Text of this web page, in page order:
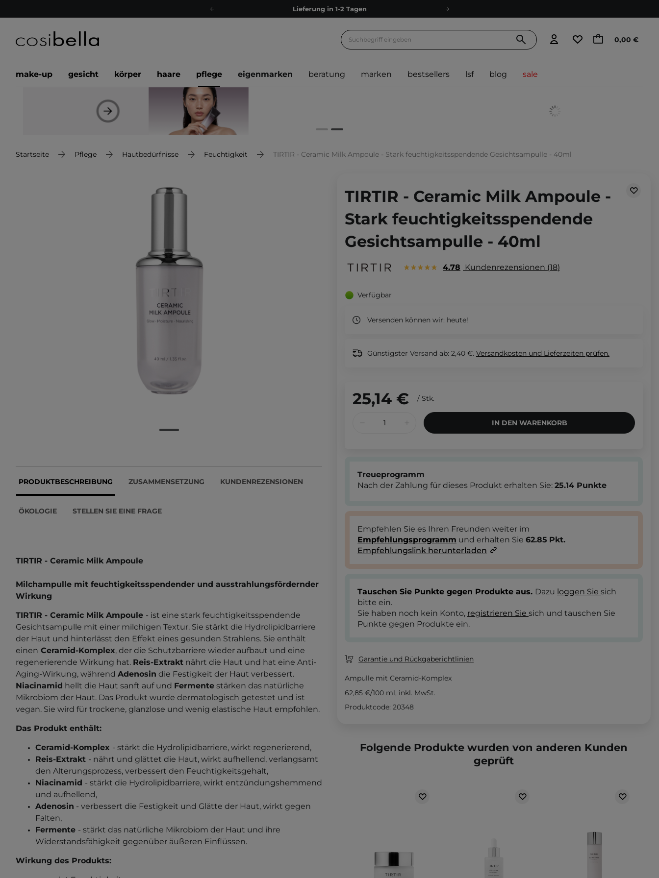
Lieferung in 1-2 Tagen
Kostenloser Versand ab 60 €
Versand nach Deutschland und Österreich
Empfehle uns weiter und sammle noch mehr Punkte
0,00 €
make-up gesicht körper haare pflege eigenmarken beratung marken bestsellers lsf blog sale
Startseite Pflege Hautbedürfnisse Feuchtigkeit TIRTIR - Ceramic Milk Ampoule - Stark feuchtigkeitsspendende Gesichtsampulle - 40ml
PRODUKTBESCHREIBUNG ZUSAMMENSETZUNG KUNDENREZENSIONEN
ÖKOLOGIE STELLEN SIE EINE FRAGE
TIRTIR - Ceramic Milk Ampoule
Milchampulle mit feuchtigkeitsspendender und ausstrahlungsfördernder
Wirkung
TIRTIR - Ceramic Milk Ampoule - ist eine stark feuchtigkeitsspendende
Gesichtsampulle mit einer milchigen Textur. Sie stärkt die Hydrolipidbarriere
der Haut und hinterlässt den Effekt eines gesunden Strahlens. Sie enthält
einen Ceramid-Komplex, der die Schutzbarriere wieder aufbaut und eine
regenerierende Wirkung hat. Reis-Extrakt nährt die Haut und hat eine Anti-
Aging-Wirkung, während Adenosin die Festigkeit der Haut verbessert.
Niacinamid hellt die Haut sanft auf und Fermente stärken das natürliche
Mikrobiom der Haut. Das Produkt wurde dermatologisch getestet und ist
vegan. Sie wird für trockene, glanzlose und wenig elastische Haut empfohlen.
Das Produkt enthält:
Ceramid-Komplex - stärkt die Hydrolipidbarriere, wirkt regenerierend,
Reis-Extrakt - nährt und glättet die Haut, wirkt aufhellend, verlangsamt
den Alterungsprozess, verbessert den Feuchtigkeitsgehalt,
Niacinamid - stärkt die Hydrolipidbarriere, wirkt entzündungshemmend
und aufhellend,
Adenosin - verbessert die Festigkeit und Glätte der Haut, wirkt gegen
Falten,
Fermente - stärkt das natürliche Mikrobiom der Haut und ihre
Widerstandsfähigkeit gegenüber äußeren Einflüssen.
Wirkung des Produkts:
TIRTIR - Ceramic Milk Ampoule -
Stark feuchtigkeitsspendende
Gesichtsampulle - 40ml
4.78 Kundenrezensionen 18
Verfügbar
Versenden können wir: heute!
Günstigster Versand ab: 2,40 €. Versandkosten und Lieferzeiten prüfen.
25,14 € / Stk.
IN DEN WARENKORB
Treueprogramm
Nach der Zahlung für dieses Produkt erhalten Sie: 25.14 Punkte
Empfehlen Sie es Ihren Freunden weiter im
Empfehlungsprogramm und erhalten Sie 62.85 Pkt.
Empfehlungslink herunterladen
Tauschen Sie Punkte gegen Produkte aus. Dazu loggen Sie sich
bitte ein.
Sie haben noch kein Konto, registrieren Sie sich und tauschen Sie
Punkte gegen Produkte ein.
Garantie und Rückgaberichtlinien
Ampulle mit Ceramid-Komplex
62,85 €/100 ml, inkl. MwSt.
Produktcode: 20348
Folgende Produkte wurden von anderen Kunden
geprüft